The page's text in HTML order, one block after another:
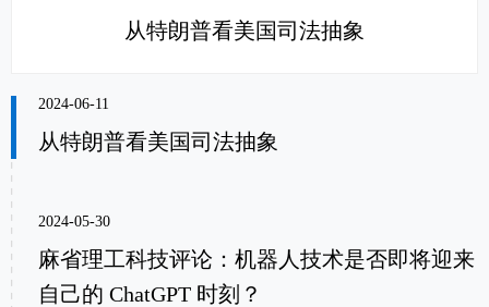
从特朗普看美国司法抽象
2024-06-11
从特朗普看美国司法抽象
2024-05-30
麻省理工科技评论：机器人技术是否即将迎来
自己的 ChatGPT 时刻？